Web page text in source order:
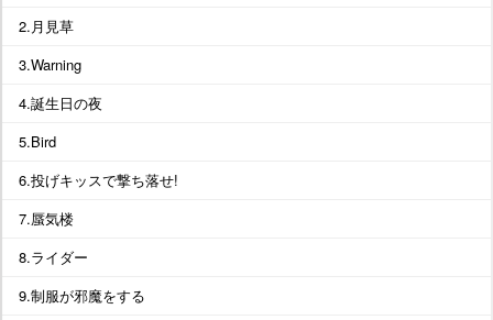
2.月見草
3.Warning
4.誕生日の夜
5.Bird
6.投げキッスで撃ち落せ!
7.蜃気楼
8.ライダー
9.制服が邪魔をする